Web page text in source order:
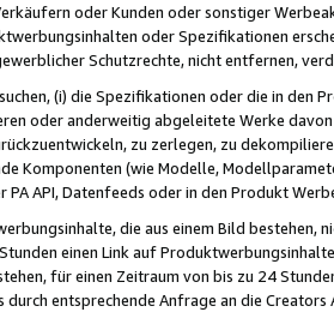
oder Kunden oder sonstiger
oder Spezifikationen
Schutzrechte, nicht entfernen,
(i) die Spezifikationen oder die in
oder anderweitig abgeleitete Werke
zu zerlegen, zu
Komponenten (wie Modelle,
PA API, Datenfeeds oder in den Produkt
die aus einem Bild bestehen,
einen Link auf
für einen Zeitraum von bis zu 24
entsprechende Anfrage an die